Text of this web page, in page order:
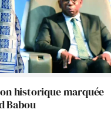
historique marquée
Babou